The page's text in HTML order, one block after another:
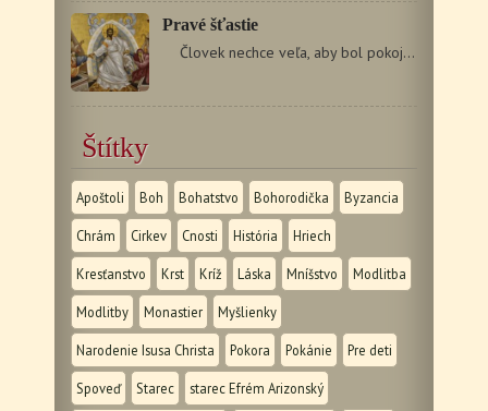
Pravé šťastie
Človek nechce veľa, aby bol pokojný, aby bol…
Štítky
Apoštoli Boh Bohatstvo Bohorodička Byzancia
Chrám Cirkev Cnosti História Hriech
Kresťanstvo Krst Kríž Láska Mníšstvo Modlitba
Modlitby Monastier Myšlienky
Narodenie Isusa Christa Pokora Pokánie Pre deti
Spoveď Starec starec Efrém Arizonský